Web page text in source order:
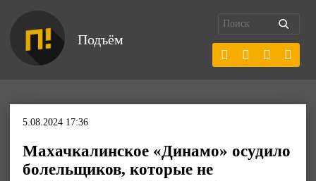
Подъём
5.08.2024 17:36
Махачкалинское «Динамо» осудило
болельщиков, которые не